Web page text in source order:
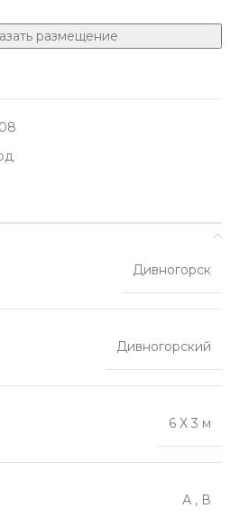
размещение
Дивногорск
Дивногорский
6 X 3 м
А , В